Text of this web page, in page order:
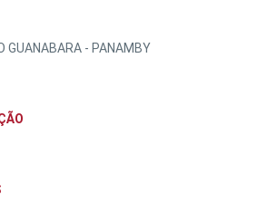
GUANABARA - PANAMBY